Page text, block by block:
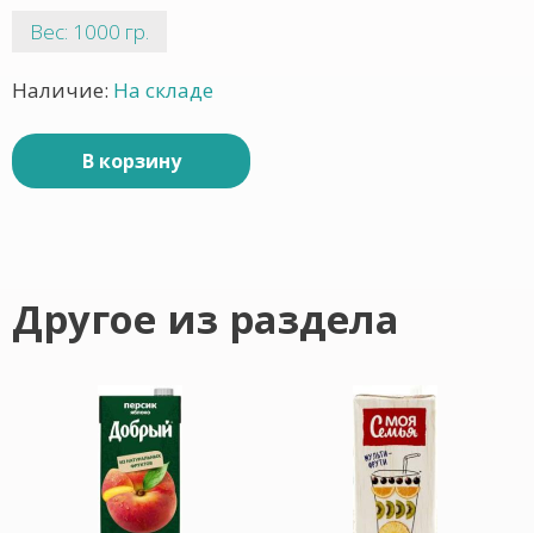
Вес: 1000 гр.
Наличие: На складе
В корзину
Другое из раздела